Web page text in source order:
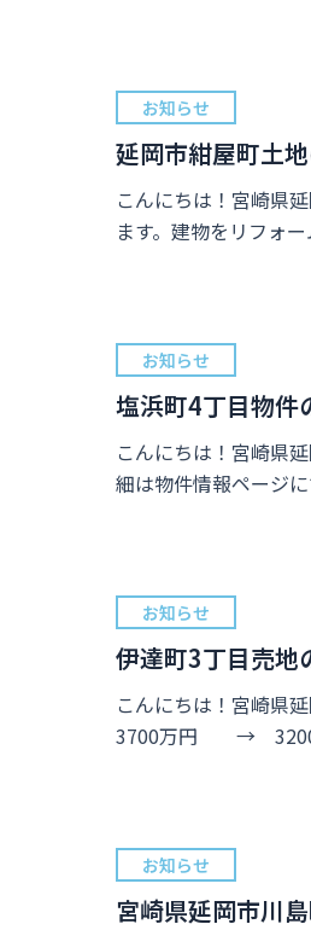
お知らせ
延岡市紺屋町土
こんにちは！宮崎県
ます。建物をリフォ
お知らせ
塩浜町4丁目物件
こんにちは！宮崎県
細は物件情報ページ
お知らせ
伊達町3丁目売地
こんにちは！宮崎県
3700万円 → 3200万
お知らせ
宮崎県延岡市川